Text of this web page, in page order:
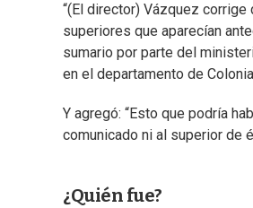
“(El director) Vázquez
superiores que aparecían
sumario por parte del
en el departamento de
Y agregó: “Esto que podría
comunicado ni al superior de
¿Quién fue?